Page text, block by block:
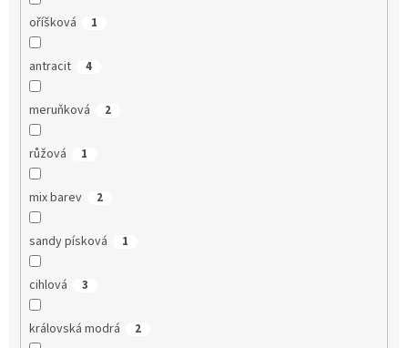
oříšková 1
antracit 4
meruňková 2
růžová 1
mix barev 2
sandy písková 1
cihlová 3
královská modrá 2